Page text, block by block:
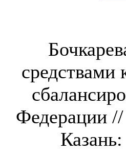
средствами
Федерации